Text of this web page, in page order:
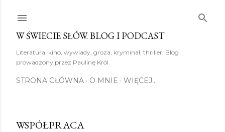
W ŚWIECIE SŁÓW. BLOG I PODCAST
Literatura, kino, wywiady, groza, kryminał, thriller. Blog
prowadzony przez Paulinę Król.
STRONA GŁÓWNA O MNIE WIĘCEJ…
WSPÓŁPRACA